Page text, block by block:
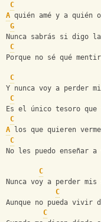
C
A quién amé y a quién
G
Nunca sabrás si digo
C
Porque no sé qué
C
Y nunca voy a perder
C
Es el único tesoro que
C
A los que quieren
C
No les puedo enseñar
C
Nunca voy a perder mis
C
Aunque no pueda vivir
C